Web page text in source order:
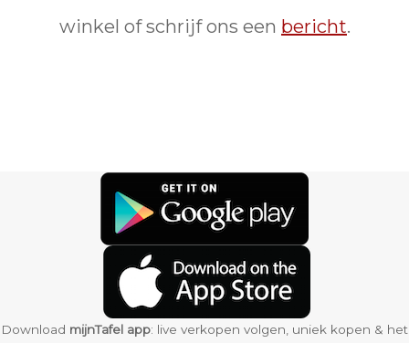
winkel of schrijf ons een bericht.
Download mijnTafel app: live verkopen volgen, uniek kopen & het